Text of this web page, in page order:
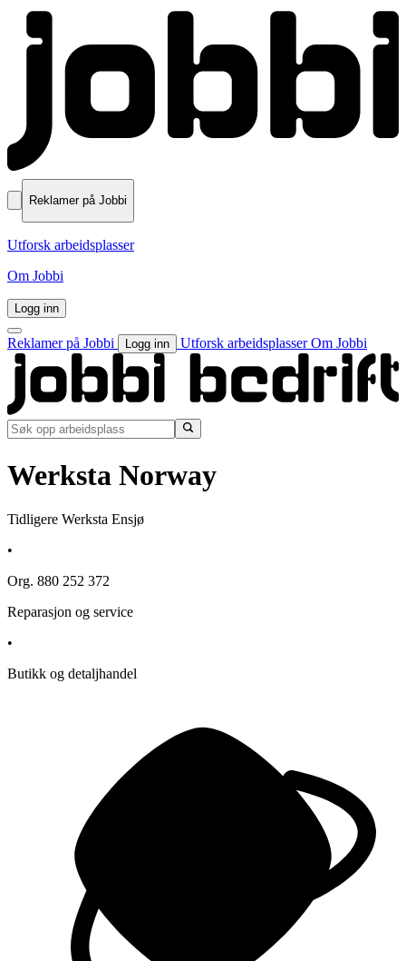
Reklamer på Jobbi
Utforsk arbeidsplasser
Om Jobbi
Logg inn
Reklamer på Jobbi Logg inn Utforsk arbeidsplasserOm Jobbi
Werksta Norway
Tidligere Werksta Ensjø
•
Org. 880 252 372
Reparasjon og service
•
Butikk og detaljhandel